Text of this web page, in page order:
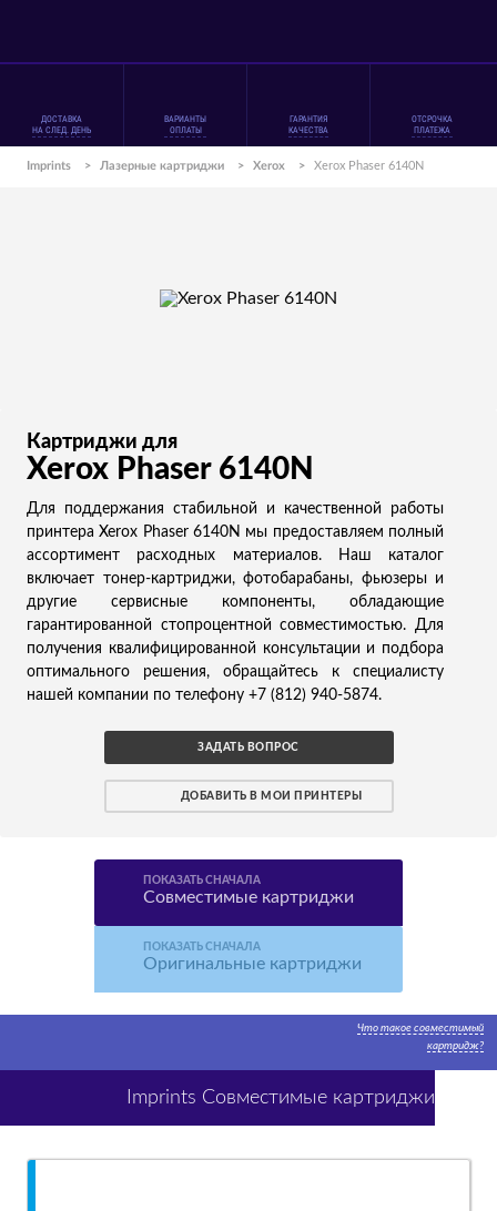
ДОСТАВКА
НА СЛЕД. ДЕНЬ
ВАРИАНТЫ
ОПЛАТЫ
ГАРАНТИЯ
КАЧЕСТВА
ОТСРОЧКА
ПЛАТЕЖА
Imprints > Лазерные картриджи > Xerox > Xerox Phaser 6140N
Картриджи для
Xerox Phaser 6140N
Для поддержания стабильной и качественной работы
принтера Xerox Phaser 6140N мы предоставляем полный
ассортимент расходных материалов. Наш каталог
включает тонер-картриджи, фотобарабаны, фьюзеры и
другие сервисные компоненты, обладающие
гарантированной стопроцентной совместимостью. Для
получения квалифицированной консультации и подбора
оптимального решения, обращайтесь к специалисту
нашей компании по телефону +7 (812) 940-5874.
ЗАДАТЬ ВОПРОС
ДОБАВИТЬ В МОИ ПРИНТЕРЫ
ПОКАЗАТЬ СНАЧАЛА
Совместимые картриджи
ПОКАЗАТЬ СНАЧАЛА
Оригинальные картриджи
Что такое совместимый
картридж?
Imprints Совместимые картриджи